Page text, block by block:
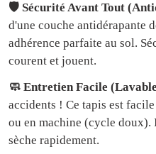
🛡️ Sécurité Avant Tout
d'une couche antidérapante
adhérence parfaite au sol.
courent et jouent.
🧼 Entretien Facile
accidents ! Ce tapis est
ou en machine (cycle doux).
sèche rapidement.